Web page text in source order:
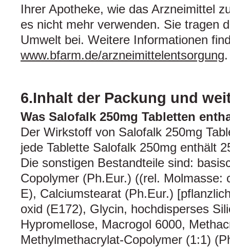
Ihrer Apotheke, wie das Arzneimittel
es nicht mehr verwenden. Sie tragen
Umwelt bei. Weitere Informationen
www.bfarm.de/arzneimittelentsorgung.
6.Inhalt der Packung und
Was Salofalk 250mg Tabletten
Der Wirkstoff von Salofalk 250mg
jede Tablette Salofalk 250mg enthält
Die sonstigen Bestandteile sind:
Copolymer (Ph.Eur.) ((rel. Molmasse:
E), Calciumstearat (Ph.Eur.)
oxid (E172), Glycin, hochdisperses
Hypromellose, Macrogol 6000,
Methylmethacrylat-Copolymer (1:1)